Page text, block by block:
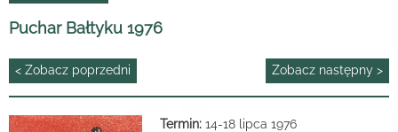
Puchar Bałtyku 1976
< Zobacz poprzedni Zobacz następny >
Termin: 14-18 lipca 1976